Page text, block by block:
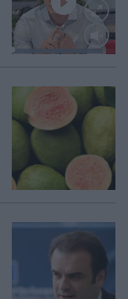
Loaded